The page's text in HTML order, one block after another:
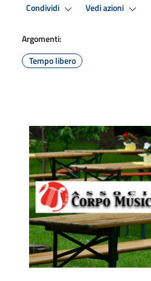
Condividi Vedi azioni
Argomenti:
Tempo libero